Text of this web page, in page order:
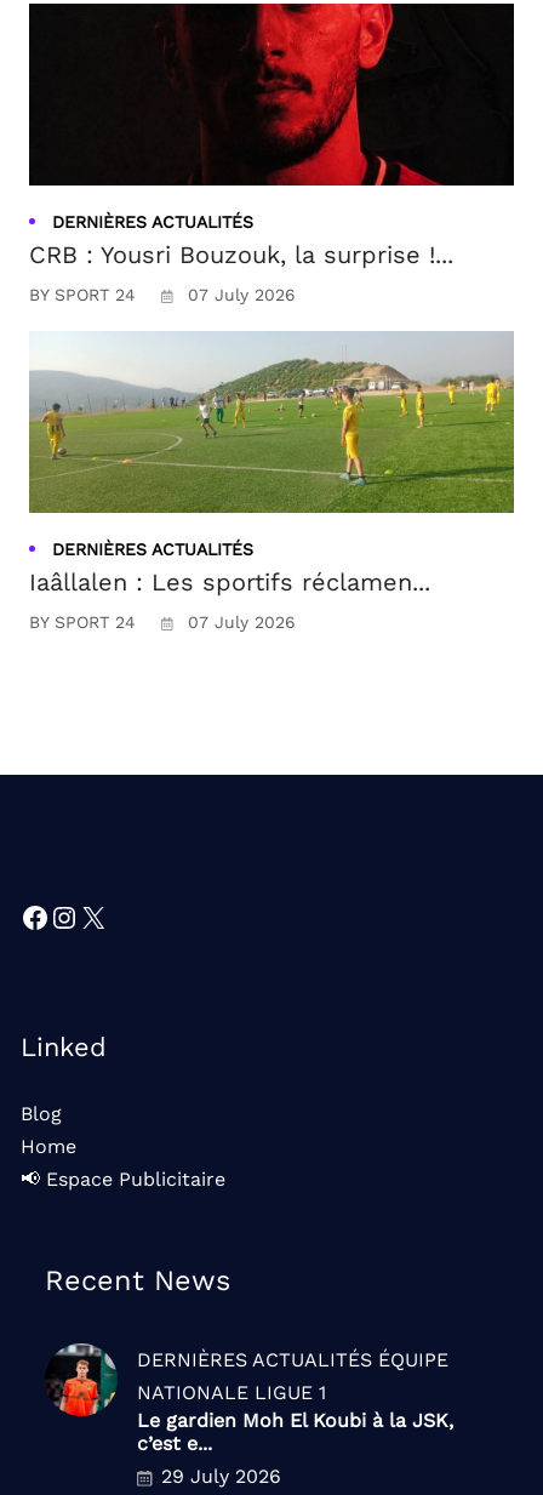
DERNIÈRES ACTUALITÉS
CRB : Yousri Bouzouk, la surprise !...
BY SPORT 24 07 July 2026
DERNIÈRES ACTUALITÉS
Iaâllalen : Les sportifs réclamen...
BY SPORT 24 07 July 2026
Facebook
Instagram
X
Linked
Blog
Home
📢 Espace Publicitaire
Recent News
DERNIÈRES ACTUALITÉS ÉQUIPE
NATIONALE LIGUE 1
Le gardien Moh El Koubi à la JSK,
c’est e...
29 July 2026